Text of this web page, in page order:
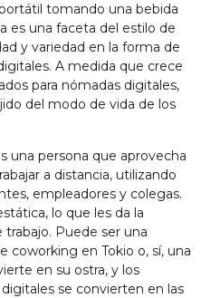
tomando una bebida
es una faceta del estilo de
y variedad en la forma de
A medida que crece
para nómadas digitales,
del modo de vida de los
una persona que aprovecha
a distancia, utilizando
empleadores y colegas.
lo que les da la
Puede ser una
coworking en Tokio o, sí, una
en su ostra, y los
se convierten en las